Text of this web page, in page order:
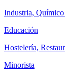
Industria,
Educación
Hostelería,
Minorista